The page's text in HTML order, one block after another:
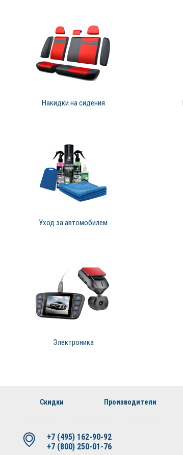
Накидки на сидения
Уход за автомобилем
Электроника
Скидки Производители
+7 (495) 162-90-92
+7 (800) 250-01-76